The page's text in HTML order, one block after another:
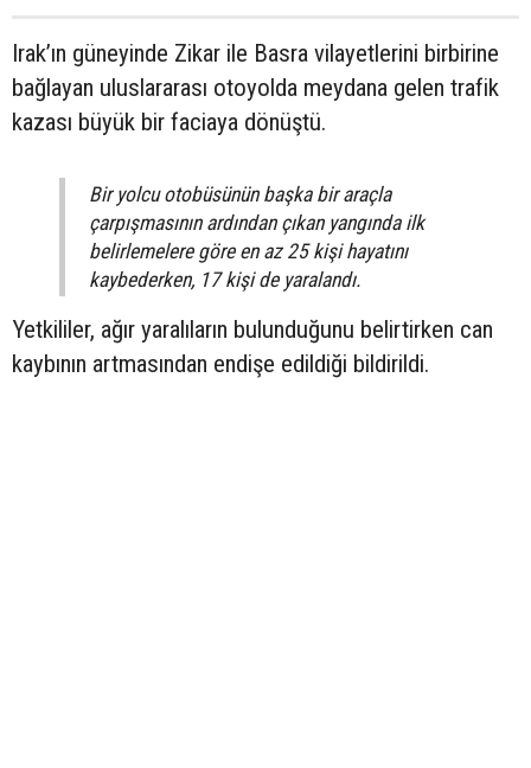
Irak’ın güneyinde Zikar ile Basra vilayetlerini birbirine
bağlayan uluslararası otoyolda meydana gelen trafik
kazası büyük bir faciaya dönüştü.
Bir yolcu otobüsünün başka bir araçla
çarpışmasının ardından çıkan yangında ilk
belirlemelere göre en az 25 kişi hayatını
kaybederken, 17 kişi de yaralandı.
Yetkililer, ağır yaralıların bulunduğunu belirtirken can
kaybının artmasından endişe edildiği bildirildi.